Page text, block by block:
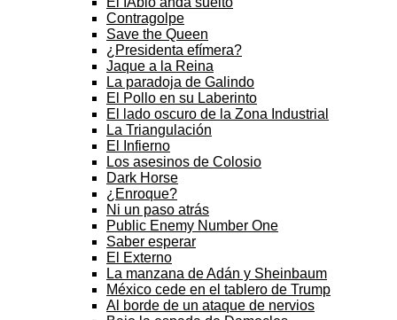
Contragolpe
Save the Queen
¿Presidenta efímera?
Jaque a la Reina
La paradoja de Galindo
El Pollo en su Laberinto
El lado oscuro de la Zona Industrial
La Triangulación
El Infierno
Los asesinos de Colosio
Dark Horse
¿Enroque?
Ni un paso atrás
Public Enemy Number One
Saber esperar
El Externo
La manzana de Adán y Sheinbaum
México cede en el tablero de Trump
Al borde de un ataque de nervios